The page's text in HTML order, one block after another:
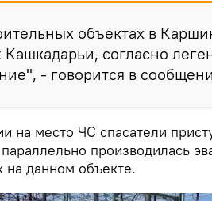
объектах в
Кашкадарьи, согласно
- говорится в
на место ЧС спасатели
производилась
на данном объекте.